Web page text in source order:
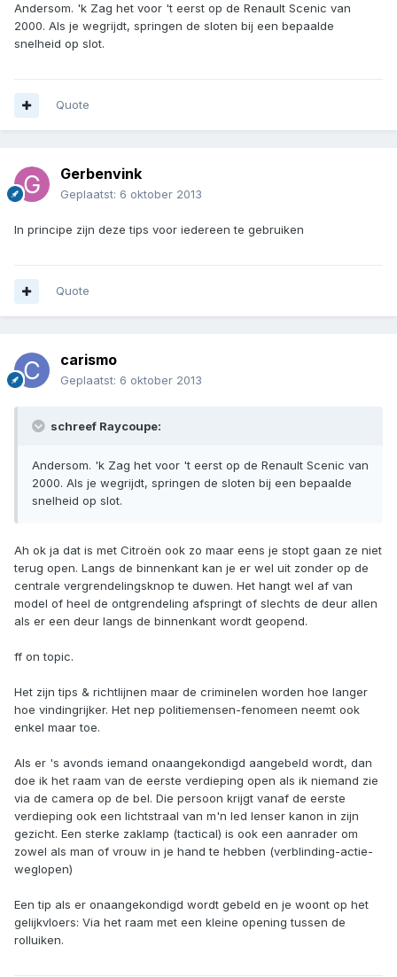
Andersom. 'k Zag het voor 't eerst op de Renault Scenic van
2000. Als je wegrijdt, springen de sloten bij een bepaalde
snelheid op slot.
Quote
Gerbenvink
Geplaatst: 6 oktober 2013
In principe zijn deze tips voor iedereen te gebruiken
Quote
carismo
Geplaatst: 6 oktober 2013
schreef Raycoupe:
Andersom. 'k Zag het voor 't eerst op de Renault Scenic van
2000. Als je wegrijdt, springen de sloten bij een bepaalde
snelheid op slot.
Ah ok ja dat is met Citroën ook zo maar eens je stopt gaan ze niet
terug open. Langs de binnenkant kan je er wel uit zonder op de
centrale vergrendelingsknop te duwen. Het hangt wel af van
model of heel de ontgrendeling afspringt of slechts de deur allen
als er een deur langs de binnenkant wordt geopend.
ff on topic.
Het zijn tips & richtlijnen maar de criminelen worden hoe langer
hoe vindingrijker. Het nep politiemensen-fenomeen neemt ook
enkel maar toe.
Als er 's avonds iemand onaangekondigd aangebeld wordt, dan
doe ik het raam van de eerste verdieping open als ik niemand zie
via de camera op de bel. Die persoon krijgt vanaf de eerste
verdieping ook een lichtstraal van m'n led lenser kanon in zijn
gezicht. Een sterke zaklamp (tactical) is ook een aanrader om
zowel als man of vrouw in je hand te hebben (verblinding-actie-
weglopen)
Een tip als er onaangekondigd wordt gebeld en je woont op het
gelijkvloers: Via het raam met een kleine opening tussen de
rolluiken.